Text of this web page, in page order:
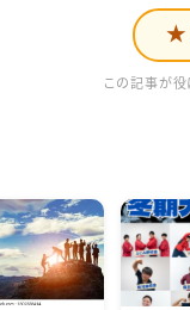
★
この記事が